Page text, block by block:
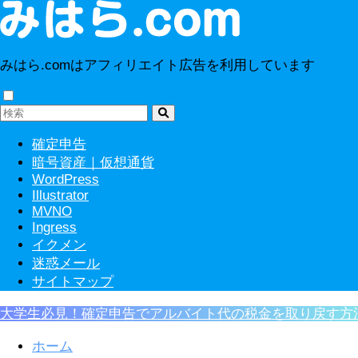
みはら.comはアフィリエイト広告を利用しています
確定申告
暗号資産｜仮想通貨
WordPress
Illustrator
MVNO
Ingress
イクメン
迷惑メール
サイトマップ
大学生必見！確定申告でアルバイト代の税金を取り戻す方
ホーム